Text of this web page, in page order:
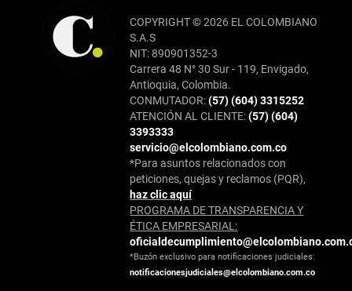
COPYRIGHT © 2026 EL COLOMBIANO
S.A.S
NIT: 890901352-3
Carrera 48 N° 30 Sur - 119, Envigado,
Antioquia, Colombia.
CONMUTADOR:(57) (604) 3315252
ATENCIÓN AL CLIENTE:(57) (604)
3393333
servicio@elcolombiano.com.co
*Para asuntos relacionados con
peticiones, quejas y reclamos (PQR),
haz clic aquí
PROGRAMA DE TRANSPARENCIA Y
ÉTICA EMPRESARIAL:
*Buzón exclusivo para notificaciones judiciales:
notificacionesjudiciales@elcolombiano.com.co